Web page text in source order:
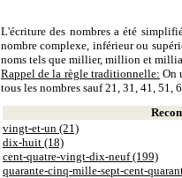
L'écriture des nombres a été
nombre complexe, inférieur ou
noms tels que millier, million et
Rappel de la règle traditionnelle: On
tous les nombres sauf 21, 31, 41, 51,
vingt-et-un (21)
dix-huit (18)
cent-quatre-vingt-dix-neuf (199)
quarante-cinq-mille-sept-cent-